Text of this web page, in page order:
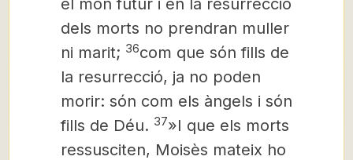
el món futur i en la resurrecció
dels morts no prendran muller
ni marit; 36com que són fills de
la resurrecció, ja no poden
morir: són com els àngels i són
fills de Déu. 37»I que els morts
ressusciten, Moisès mateix ho